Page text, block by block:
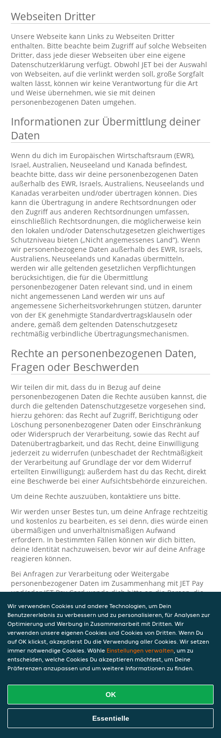
Webseiten Dritter
Unsere Webseite kann Links zu Webseiten Dritter
enthalten. Bitte beachte beim Zugriff auf solche Webseiten
Dritter, dass jede dieser Webseiten über eine eigene
Datenschutzerklärung verfügt. Obwohl JET bei der Auswahl
von Webseiten, auf die verlinkt werden soll, große Sorgfalt
walten lässt, können wir keine Verantwortung für die Art
und Weise übernehmen, wie sie mit deinen
personenbezogenen Daten umgehen.
Informationen zur Übermittlung deiner
Daten
Wenn du dich im Europäischen Wirtschaftsraum (EWR),
Israel, Australien, Neuseeland und Kanada befindest,
beachte bitte, dass wir deine personenbezogenen Daten
außerhalb des EWR, Israels, Australiens, Neuseelands und
Kanadas verarbeiten und/oder übertragen können. Dies
kann die Übertragung in andere Rechtsordnungen oder
den Zugriff aus anderen Rechtsordnungen umfassen,
einschließlich Rechtsordnungen, die möglicherweise kein
den lokalen und/oder Datenschutzgesetzen gleichwertiges
Schutzniveau bieten („Nicht angemessenes Land“). Wenn
wir personenbezogene Daten außerhalb des EWR, Israels,
Australiens, Neuseelands und Kanadas übermitteln,
werden wir alle geltenden gesetzlichen Verpflichtungen
berücksichtigen, die für die Übermittlung
personenbezogener Daten relevant sind, und in einem
nicht angemessenen Land werden wir uns auf
angemessene Sicherheitsvorkehrungen stützen, darunter
von der EK genehmigte Standardvertragsklauseln oder
andere, gemäß dem geltenden Datenschutzgesetz
rechtmäßig verbindliche Übertragungsmechanismen.
Rechte an personenbezogenen Daten,
Fragen oder Beschwerden
Wir teilen dir mit, dass du in Bezug auf deine
personenbezogenen Daten die Rechte ausüben kannst, die
durch die geltenden Datenschutzgesetze vorgesehen sind,
hierzu gehören: das Recht auf Zugriff, Berichtigung oder
Löschung personenbezogener Daten oder Einschränkung
oder Widerspruch der Verarbeitung, sowie das Recht auf
Datenübertragbarkeit, und das Recht, deine Einwilligung
jederzeit zu widerrufen (unbeschadet der Rechtmäßigkeit
der Verarbeitung auf Grundlage der vor dem Widerruf
erteilten Einwilligung); außerdem hast du das Recht, direkt
eine Beschwerde bei einer Aufsichtsbehörde einzureichen.
Um deine Rechte auszuüben, kontaktiere uns bitte.
Wir werden unser Bestes tun, um deine Anfrage rechtzeitig
und kostenlos zu bearbeiten, es sei denn, dies würde einen
übermäßigen und unverhältnismäßigen Aufwand
erfordern. In bestimmten Fällen können wir dich bitten,
deine Identität nachzuweisen, bevor wir auf deine Anfrage
reagieren können.
Bei Anfragen zur Verarbeitung oder Weitergabe
personenbezogener Daten im Zusammenhang mit JET Pay
und/oder JET Pay Card wende dich bitte an die Person, die
dir das JET Pay-Guthaben gewährt (das kann dein
Arbeitgeber, Geschäftspartner usw. sein). Dies ist
erforderlich, da JET und die Person, die dir das Guthaben
gewährt, eine separate Verantwortung für die Verarbeitung
und den Schutz deiner personenbezogenen Daten haben.
Solltest du weitere Fragen oder Beschwerden in Bezug auf
die Verarbeitung deiner personenbezogenen Daten haben,
kontaktieren wir dich gerne. Wir würden uns auch über
Tipps oder Vorschläge zur Verbesserung unserer Erklärung
Sicherheit
Wir verwenden Cookies und andere Technologien, um Dein
Benutzererlebnis zu verbessern und zu personalisieren, für Analysen zur
Optimierung und Werbung in Zusammenarbeit mit Dritten. Wir
verwenden unsere eigenen Cookies und Cookies von Dritten. Wenn Du
auf OK klickst, akzeptierst Du die Verwendung aller Cookies. Wir setzen
immer notwendige Cookies. Wähle Einstellungen verwalten, um zu
entscheiden, welche Cookies Du akzeptieren möchtest, um Deine
Präferenzen anzupassen und um weitere Informationen zu finden.
OK
Essentielle